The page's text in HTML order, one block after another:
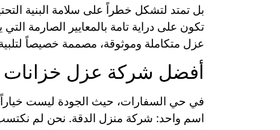
بل تمتد لتشكل خطراً على سلامة البنية
تكون على دراية تامة بالمعايير الصارمة
عزل متكاملة وموثوقة، مصممة خصيصاً
أفضل شركة عزل خزانات
في حي السفارات، حيث الجودة ليست
اسم واحد: شركة منزل الدقة. نحن لم نكتسب